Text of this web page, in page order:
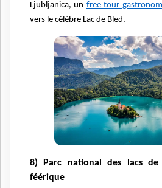
Ljubljanica, un free tour
vers le célèbre Lac de Bled.
8) Parc national des lacs
féérique